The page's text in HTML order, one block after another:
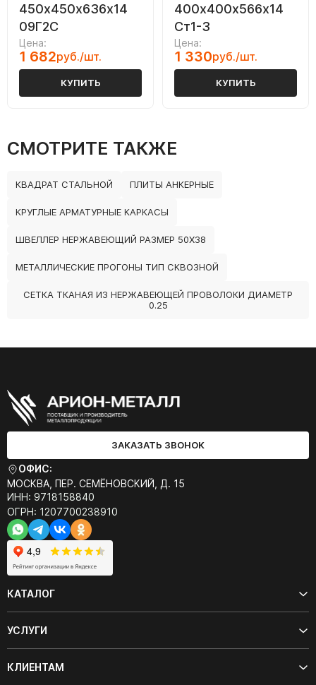
450х450х636х14
09Г2С
Цена:
1 682руб./шт.
КУПИТЬ
400х400х566х14
Ст1-3
Цена:
1 330руб./шт.
КУПИТЬ
СМОТРИТЕ ТАКЖЕ
КВАДРАТ СТАЛЬНОЙ ПЛИТЫ АНКЕРНЫЕ
КРУГЛЫЕ АРМАТУРНЫЕ КАРКАСЫ
ШВЕЛЛЕР НЕРЖАВЕЮЩИЙ РАЗМЕР 50Х38
МЕТАЛЛИЧЕСКИЕ ПРОГОНЫ ТИП СКВОЗНОЙ
СЕТКА ТКАНАЯ ИЗ НЕРЖАВЕЮЩЕЙ ПРОВОЛОКИ ДИАМЕТР
0.25
ЗАКАЗАТЬ ЗВОНОК
ОФИС:
МОСКВА, ПЕР. СЕМЁНОВСКИЙ, Д. 15
ИНН: 9718158840
ОГРН: 1207700238910
КАТАЛОГ
УСЛУГИ
КЛИЕНТАМ